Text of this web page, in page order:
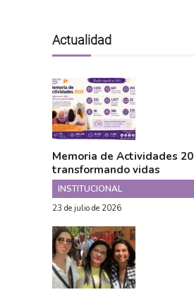
Actualidad
Memoria de Actividades
transformando vidas
INSTITUCIONAL
23 de julio de 2026